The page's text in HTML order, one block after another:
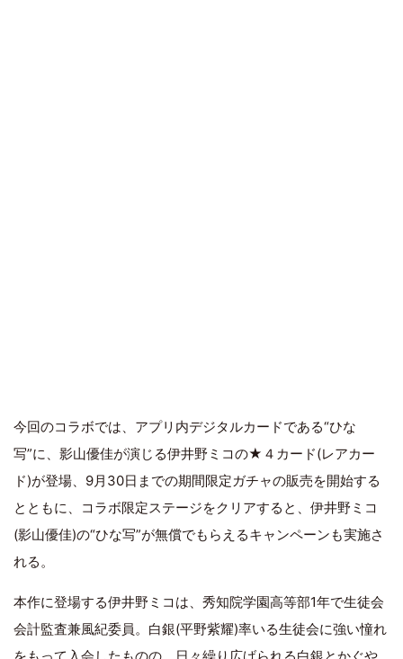
今回のコラボでは、アプリ内デジタルカードである“ひな
写”に、影山優佳が演じる伊井野ミコの★４カード(レアカー
ド)が登場、9月30日までの期間限定ガチャの販売を開始する
とともに、コラボ限定ステージをクリアすると、伊井野ミコ
(影山優佳)の“ひな写”が無償でもらえるキャンペーンも実施さ
れる。
本作に登場する伊井野ミコは、秀知院学園高等部1年で生徒会
会計監査兼風紀委員。白銀(平野紫耀)率いる生徒会に強い憧れ